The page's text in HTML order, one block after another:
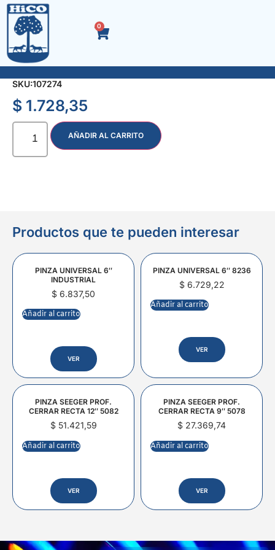
0
RACOR ACOPLE x R 1/4″ HEMBRA
SKU:107274
$ 1.728,35
AÑADIR AL CARRITO
Productos que te pueden interesar
PINZA UNIVERSAL 6″
INDUSTRIAL
$ 6.837,50
Añadir al carrito
VER
PINZA UNIVERSAL 6″ 8236
$6.729,22
Añadir al carrito
VER
PINZA SEEGER PROF.
CERRAR RECTA 12″ 5082
$51.421,59
Añadir al carrito
VER
PINZA SEEGER PROF.
CERRAR RECTA 9″ 5078
$ 27.369,74
Añadir al carrito
VER